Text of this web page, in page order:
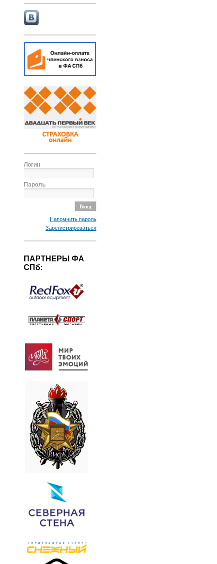
Логин
Пароль
Напомнить пароль
Зарегистрироваться
ПАРТНЕРЫ ФА
СПб: